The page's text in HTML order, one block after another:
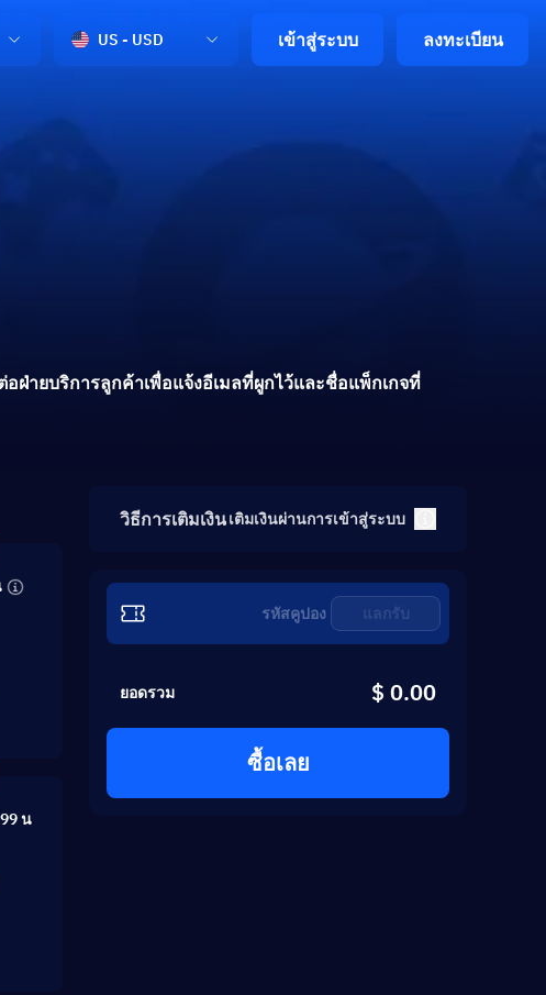
US - USD เข้าสู่ระบบ ลงทะเบียน
ฝ่ายบริการลูกค้าเพื่อแจ้งอีเมลที่ผูกไว้และชื่อแพ็กเกจที่
น
วิธีการเติมเงินเติมเงินผ่านการเข้าสู่ระบบ
แลกรับ
ยอดรวม $ 0.00
ซื้อเลย